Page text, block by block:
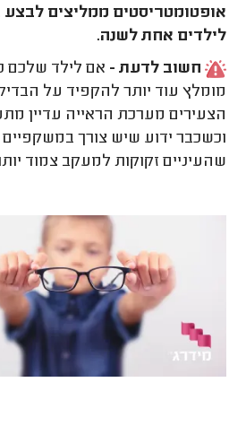
אופטומטריסטים ממליצים לבצע
לילדים אחת לשנה.
חשוב לדעת - אם לילד שלכם
מומלץ עוד יותר להקפיד על
הצעירים מערכת הראייה עדיין
וכשכבר ידוע שיש צורך
שהעיניים זקוקות למעקב צמוד